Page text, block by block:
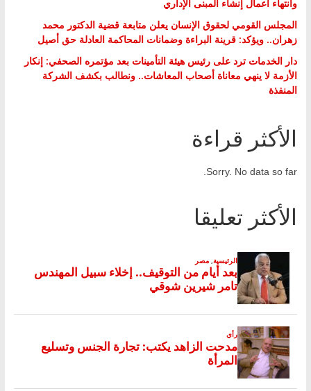
وانتهاء أعمال إنشاء المبنى الإداري
المجلس القومي لحقوق الإنسان يعلن متابعة قضية الدكتور محمد
زهران.. ويؤكد: قرينة البراءة وضمانات المحاكمة العادلة حق أصيل
دار الخدمات ترد على رئيس هيئة التأمينات بعد مؤتمره الصحفي: إنكار
الأزمة لا ينهي معاناة أصحاب المعاشات.. ونطالب بكشف الشركة
المنفذة
الأكثر قراءة
Sorry. No data so far.
الأكثر تعليقا